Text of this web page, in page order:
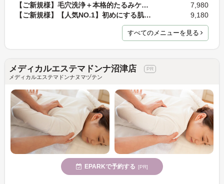
【ご新規様】毛穴洗浄＋本格的たるみケアマッサージ
7,980
【ご新規様】【人気NO.1】初めにする肌改善毛穴・皮…
9,180
すべてのメニューを見る
メディカルエステマドンナ沼津店
メディカルエステマドンナヌマヅテン
EPARKで予約する [PR]